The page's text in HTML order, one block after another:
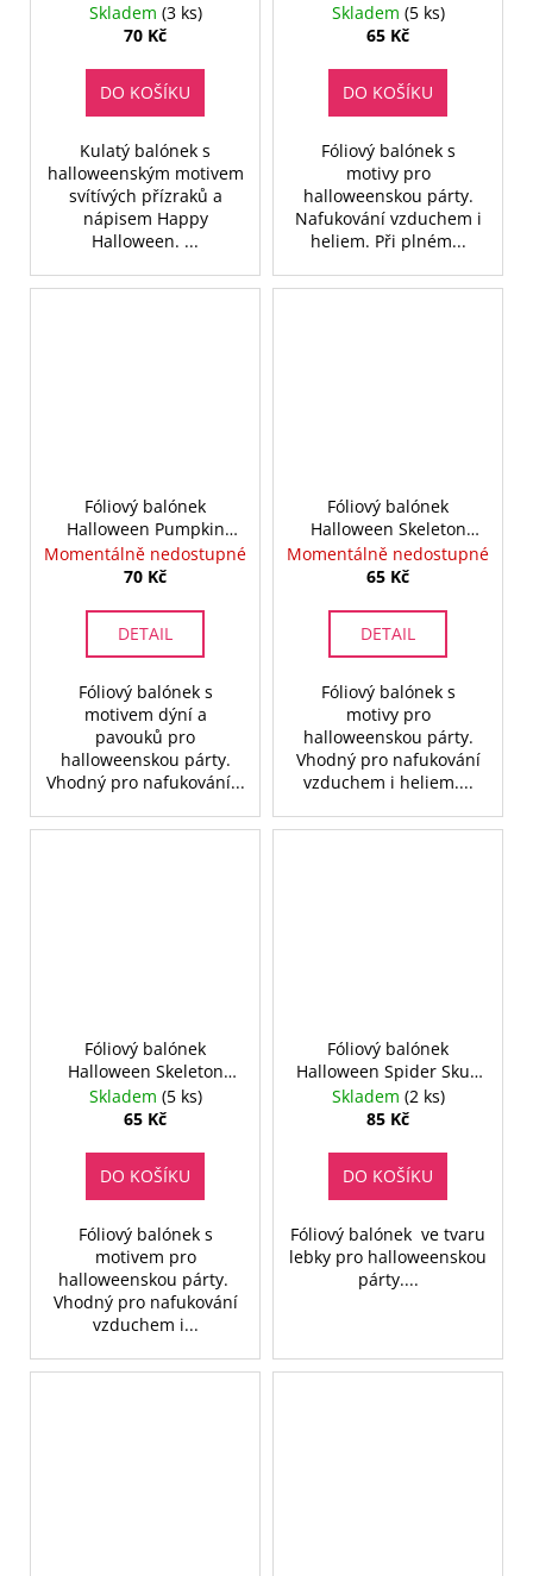
Aglow - 46 cm
Skladem (3 ks)
70 Kč
DO KOŠÍKU
Kulatý balónek s
halloweenským motivem
svítívých přízraků a
nápisem Happy
Halloween. ...
cm
Skladem (5 ks)
65 Kč
DO KOŠÍKU
Fóliový balónek s
motivy pro
halloweenskou párty.
Nafukování vzduchem i
heliem. Při plném...
Fóliový balónek
Halloween Pumpkin
and Spider - 46 cm
Momentálně nedostupné
70 Kč
DETAIL
Fóliový balónek s
motivem dýní a
pavouků pro
halloweenskou párty.
Vhodný pro nafukování...
Fóliový balónek
Halloween Skeleton
Filigree - 46 cm
Momentálně nedostupné
65 Kč
DETAIL
Fóliový balónek s
motivy pro
halloweenskou párty.
Vhodný pro nafukování
vzduchem i heliem....
Fóliový balónek
Halloween Skeleton
Mirror - 46 cm
Skladem (5 ks)
65 Kč
DO KOŠÍKU
Fóliový balónek s
motivem pro
halloweenskou párty.
Vhodný pro nafukování
vzduchem i...
Fóliový balónek
Halloween Spider Skull
- 51 cm
Skladem (2 ks)
85 Kč
DO KOŠÍKU
Fóliový balónek ve tvaru
lebky pro halloweenskou
párty....